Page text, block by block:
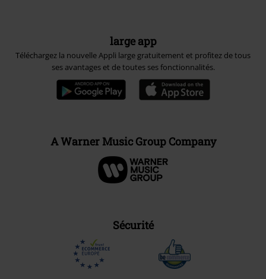
large app
Téléchargez la nouvelle Appli large gratuitement et profitez de tous
ses avantages et de toutes ses fonctionnalités.
A Warner Music Group Company
Sécurité